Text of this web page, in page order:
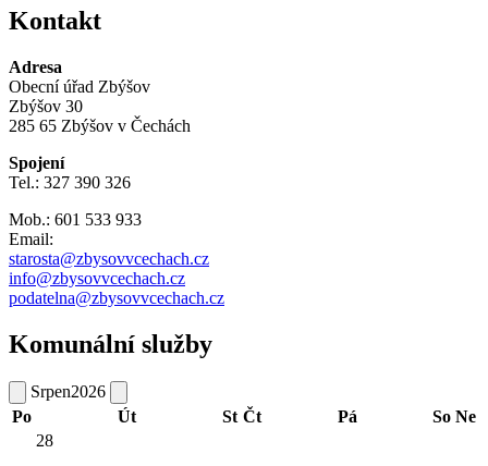
Kontakt
Adresa
Obecní úřad Zbýšov
Zbýšov 30
285 65 Zbýšov v Čechách
Spojení
Tel.: 327 390 326
Mob.: 601 533 933
Email:
starosta@zbysovvcechach.cz
info@zbysovvcechach.cz
podatelna@zbysovvcechach.cz
Komunální služby
Srpen2026
Po
Út St Čt Pá So Ne
28